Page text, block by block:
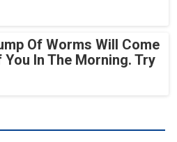
Of Worms Will Come
You In The Morning. Try